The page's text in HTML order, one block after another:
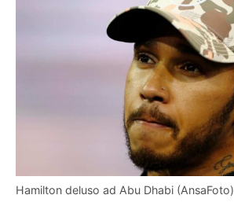
Hamilton deluso ad Abu Dhabi (AnsaFoto)